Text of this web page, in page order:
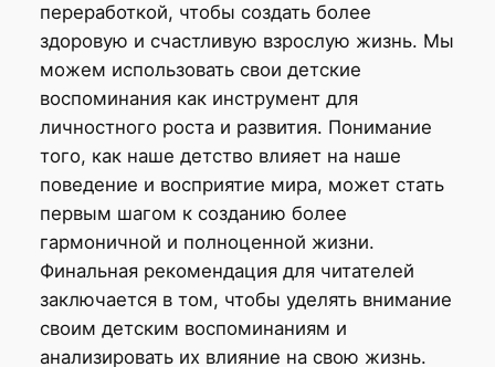
переработкой, чтобы создать более
здоровую и счастливую взрослую жизнь. Мы
можем использовать свои детские
воспоминания как инструмент для
личностного роста и развития. Понимание
того, как наше детство влияет на наше
поведение и восприятие мира, может стать
первым шагом к созданию более
гармоничной и полноценной жизни.
Финальная рекомендация для читателей
заключается в том, чтобы уделять внимание
своим детским воспоминаниям и
анализировать их влияние на свою жизнь.